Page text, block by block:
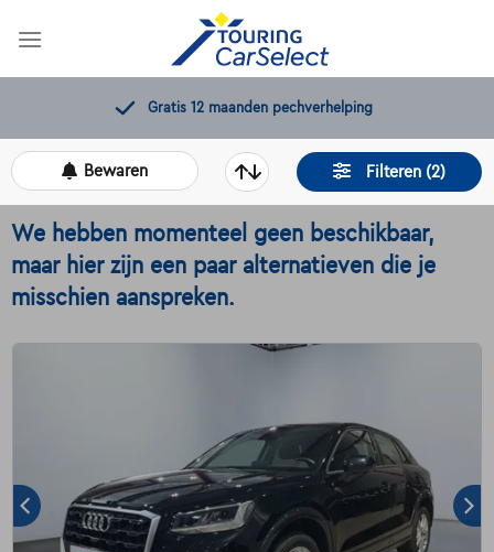
11.000+beschikbare wagens
Filteren (2)
Bewaren
We hebben momenteel geen beschikbaar,
maar hier zijn een paar alternatieven die je
misschien aanspreken.